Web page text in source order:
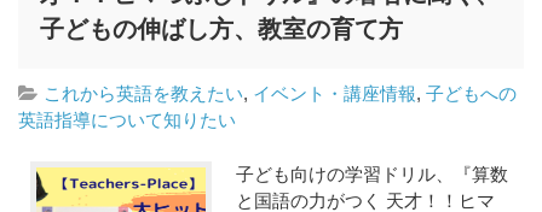
子どもの伸ばし方、教室の育て方
これから英語を教えたい, イベント・講座情報,子どもへの
英語指導について知りたい
子ども向けの学習ドリル、『算数
と国語の力がつく 天才！！ヒマ